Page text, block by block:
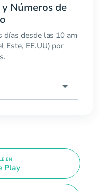
Números de
desde las 10 am
Este, EE.UU) por
EN
Play